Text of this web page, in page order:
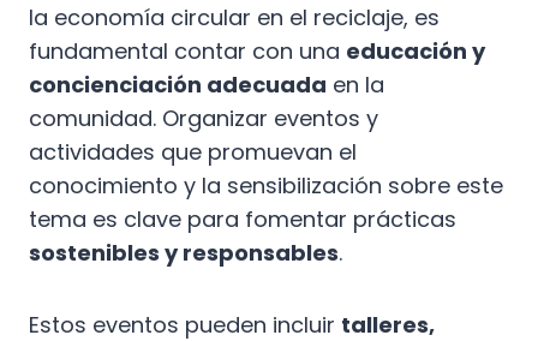
la economía circular en el reciclaje, es
fundamental contar con una educación y
concienciación adecuada en la
comunidad. Organizar eventos y
actividades que promuevan el
conocimiento y la sensibilización sobre este
tema es clave para fomentar prácticas
sostenibles y responsables.
Estos eventos pueden incluir talleres,